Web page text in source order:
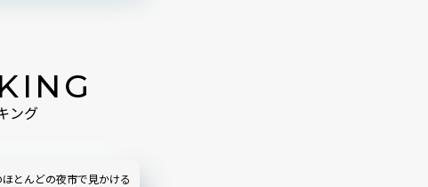
ング
とんどの夜市で見かける